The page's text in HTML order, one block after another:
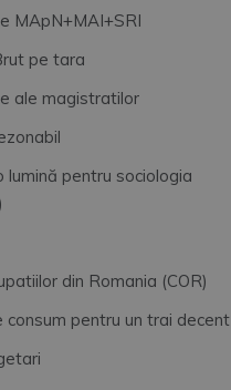
MApN+MAI+SRI
pe tara
ale magistratilor
lumină pentru sociologia
din Romania (COR)
consum pentru un trai decent